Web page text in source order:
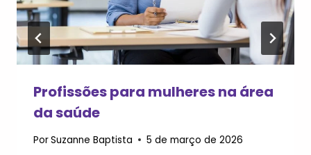
Profissões para mulheres na área
da saúde
PorSuzanne Baptista 5 de março de 2026